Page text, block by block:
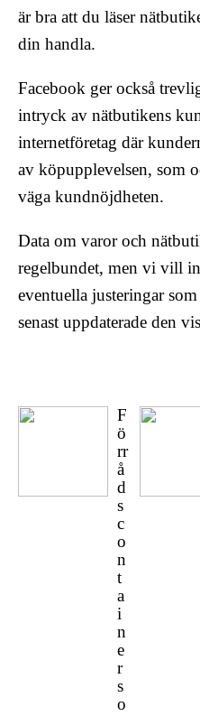
är bra att du läser
din handla.
Facebook ger också
intryck av nätbutikens
internetföretag där
av köpupplevelsen, som
väga kundnöjdheten.
Data om varor och
regelbundet, men vi vill
eventuella justeringar
senast uppdaterade den
F
ö
rr
å
d
s
c
o
n
t
a
i
n
e
r
s
o